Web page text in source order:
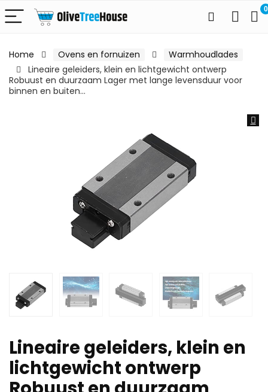
0
Home Ovens en fornuizen
Warmhoudlades
Lineaire geleiders, klein en lichtgewicht ontwerp
Robuust en duurzaam Lager met lange levensduur voor
binnen en buiten…
Lineaire geleiders, klein en
lichtgewicht ontwerp